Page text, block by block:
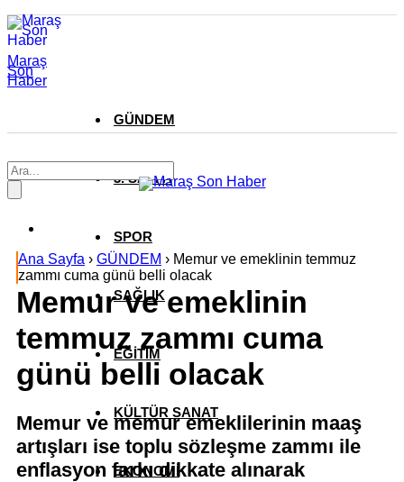
Maraş
Son
Haber
GÜNDEM
3. SAYFA
SPOR
SAĞLIK
EĞİTİM
KÜLTÜR SANAT
EKONOMİ
Ana Sayfa › GÜNDEM › Memur ve emeklinin temmuz
zammı cuma günü belli olacak
Memur ve emeklinin
temmuz zammı cuma
günü belli olacak
Memur ve memur emeklilerinin maaş
artışları ise toplu sözleşme zammı ile
enflasyon farkı dikkate alınarak